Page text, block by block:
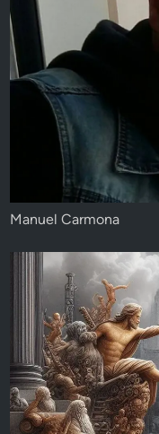
Manuel Carmona